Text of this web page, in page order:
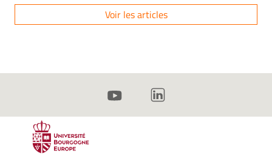
Voir les articles